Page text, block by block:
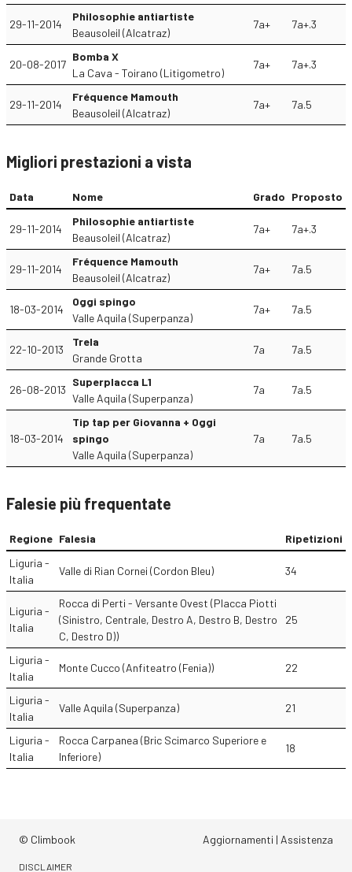
29-11-2014
Philosophie antiartiste
Beausoleil (Alcatraz)
7a+ 7a+.3
20-08-2017
Bomba X
La Cava - Toirano (Litigometro)
7a+ 7a+.3
29-11-2014
Fréquence Mamouth
Beausoleil (Alcatraz)
7a+ 7a.5
Migliori prestazioni a vista
Data Nome Grado Proposto
29-11-2014
Philosophie antiartiste
Beausoleil (Alcatraz)
7a+ 7a+.3
29-11-2014
Fréquence Mamouth
Beausoleil (Alcatraz)
7a+ 7a.5
18-03-2014
Oggi spingo
Valle Aquila (Superpanza)
7a+ 7a.5
22-10-2013
Trela
Grande Grotta
7a 7a.5
26-08-2013
Superplacca L1
Valle Aquila (Superpanza)
7a 7a.5
18-03-2014
Tip tap per Giovanna + Oggi
spingo
Valle Aquila (Superpanza)
7a 7a.5
Falesie più frequentate
Regione Falesia
Ripetizioni
Liguria -
Italia
Valle di Rian Cornei (Cordon Bleu) 34
Liguria -
Italia
Rocca di Perti - Versante Ovest (Placca Piotti
(Sinistro, Centrale, Destro A, Destro B, Destro
C, Destro D))
25
Liguria -
Italia
Monte Cucco (Anfiteatro (Fenia)) 22
Liguria -
Italia
Valle Aquila (Superpanza) 21
Liguria -
Italia
Rocca Carpanea (Bric Scimarco Superiore e
Inferiore)
18
© Climbook Aggiornamenti | Assistenza
DISCLAIMER